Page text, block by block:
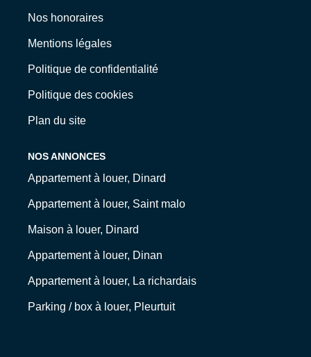
Nos honoraires
Mentions légales
Politique de confidentialité
Politique des cookies
Plan du site
NOS ANNONCES
Appartement à louer, Dinard
Appartement à louer, Saint malo
Maison à louer, Dinard
Appartement à louer, Dinan
Appartement à louer, La richardais
Parking / box à louer, Pleurtuit